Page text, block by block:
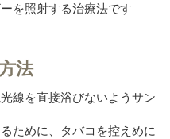
を照射する治療法です
法
線を直接浴びないようサン
ために、タバコを控えめに